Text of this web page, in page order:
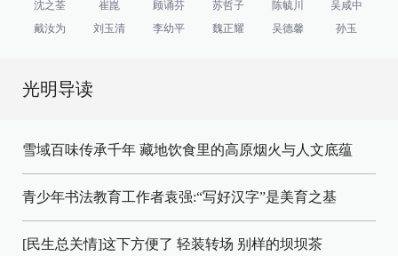
沈之荃 崔崑 顾诵芬 苏哲子 陈毓川
吴咸中
戴汝为
刘玉清 李幼平 魏正耀 吴德馨 孙玉
光明导读
雪域百味传承千年 藏地饮食里的高原烟火与人文底蕴
青少年书法教育工作者袁强:“写好汉字”是美育之基
[民生总关情]这下方便了 轻装转场 别样的坝坝茶